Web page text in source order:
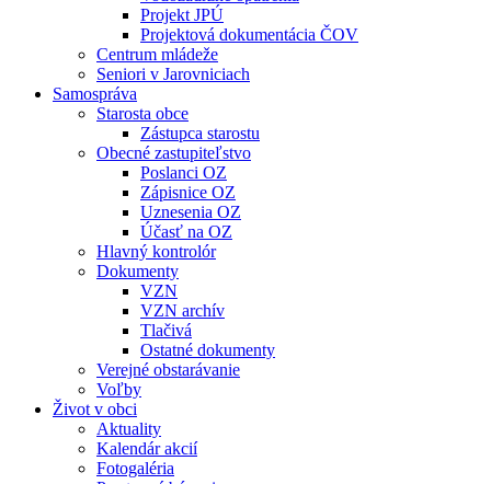
Projekt JPÚ
Projektová dokumentácia ČOV
Centrum mládeže
Seniori v Jarovniciach
Samospráva
Starosta obce
Zástupca starostu
Obecné zastupiteľstvo
Poslanci OZ
Zápisnice OZ
Uznesenia OZ
Účasť na OZ
Hlavný kontrolór
Dokumenty
VZN
VZN archív
Tlačivá
Ostatné dokumenty
Verejné obstarávanie
Voľby
Život v obci
Aktuality
Kalendár akcií
Fotogaléria